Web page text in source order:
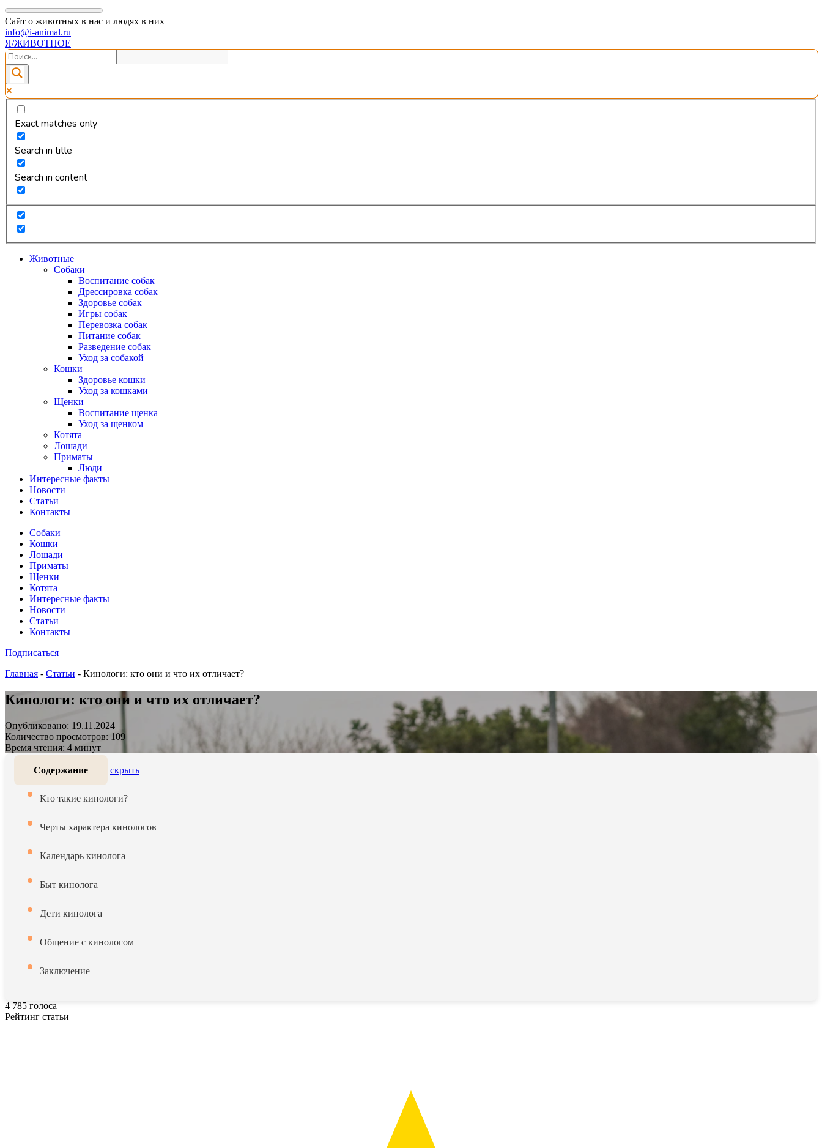
Сайт о животных в нас и людях в них
info@i-animal.ru
Я/ЖИВОТНОЕ
Exact matches only
Search in title
Search in content
Животные
Собаки
Воспитание собак
Дрессировка собак
Здоровье собак
Игры собак
Перевозка собак
Питание собак
Разведение собак
Уход за собакой
Кошки
Здоровье кошки
Уход за кошками
Щенки
Воспитание щенка
Уход за щенком
Котята
Лошади
Приматы
Люди
Интересные факты
Новости
Статьи
Контакты
Собаки
Кошки
Лошади
Приматы
Щенки
Котята
Интересные факты
Новости
Статьи
Контакты
Подписаться
Главная - Статьи - Кинологи: кто они и что их отличает?
Кинологи: кто они и что их отличает?
Опубликовано: 19.11.2024
Количество просмотров: 109
Время чтения: 4 минут
Содержание скрыть
Кто такие кинологи?
Черты характера кинологов
Календарь кинолога
Быт кинолога
Дети кинолога
Общение с кинологом
Заключение
4 785 голоса
Рейтинг статьи